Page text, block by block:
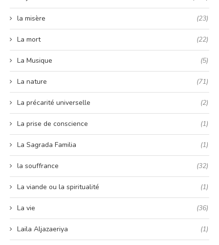
la misère (23)
La mort (22)
La Musique (5)
La nature (71)
La précarité universelle (2)
La prise de conscience (1)
La Sagrada Familia (1)
la souffrance (32)
La viande ou la spiritualité (1)
La vie (36)
Laila Aljazaeriya (1)